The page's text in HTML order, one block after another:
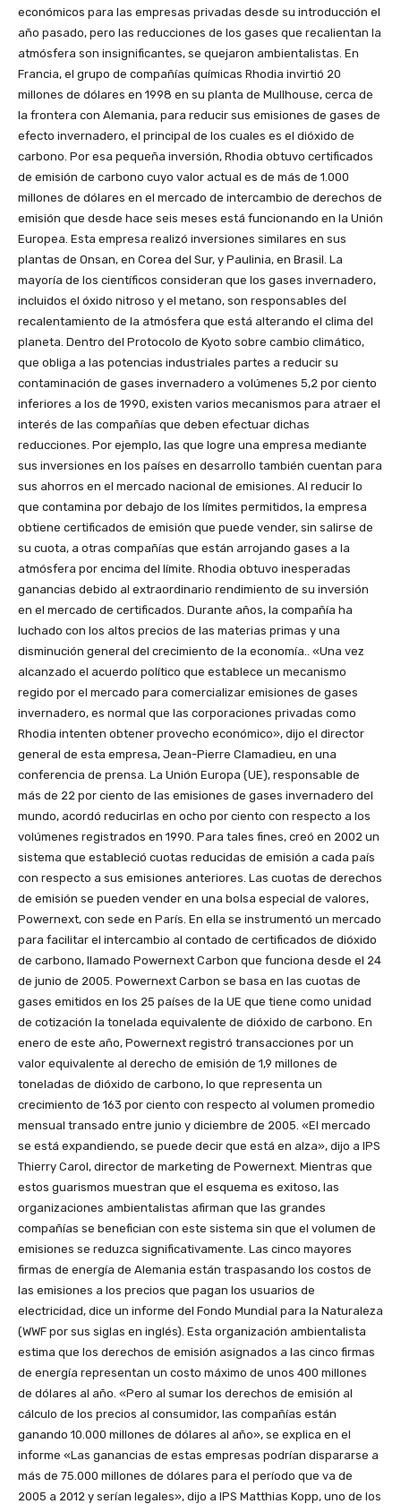
económicos para las empresas privadas desde su introducción el
año pasado, pero las reducciones de los gases que recalientan la
atmósfera son insignificantes, se quejaron ambientalistas. En
Francia, el grupo de compañías químicas Rhodia invirtió 20
millones de dólares en 1998 en su planta de Mullhouse, cerca de
la frontera con Alemania, para reducir sus emisiones de gases de
efecto invernadero, el principal de los cuales es el dióxido de
carbono. Por esa pequeña inversión, Rhodia obtuvo certificados
de emisión de carbono cuyo valor actual es de más de 1.000
millones de dólares en el mercado de intercambio de derechos de
emisión que desde hace seis meses está funcionando en la Unión
Europea. Esta empresa realizó inversiones similares en sus
plantas de Onsan, en Corea del Sur, y Paulinia, en Brasil. La
mayoría de los científicos consideran que los gases invernadero,
incluidos el óxido nitroso y el metano, son responsables del
recalentamiento de la atmósfera que está alterando el clima del
planeta. Dentro del Protocolo de Kyoto sobre cambio climático,
que obliga a las potencias industriales partes a reducir su
contaminación de gases invernadero a volúmenes 5,2 por ciento
inferiores a los de 1990, existen varios mecanismos para atraer el
interés de las compañías que deben efectuar dichas
reducciones. Por ejemplo, las que logre una empresa mediante
sus inversiones en los países en desarrollo también cuentan para
sus ahorros en el mercado nacional de emisiones. Al reducir lo
que contamina por debajo de los límites permitidos, la empresa
obtiene certificados de emisión que puede vender, sin salirse de
su cuota, a otras compañías que están arrojando gases a la
atmósfera por encima del límite. Rhodia obtuvo inesperadas
ganancias debido al extraordinario rendimiento de su inversión
en el mercado de certificados. Durante años, la compañía ha
luchado con los altos precios de las materias primas y una
disminución general del crecimiento de la economía.. «Una vez
alcanzado el acuerdo político que establece un mecanismo
regido por el mercado para comercializar emisiones de gases
invernadero, es normal que las corporaciones privadas como
Rhodia intenten obtener provecho económico», dijo el director
general de esta empresa, Jean-Pierre Clamadieu, en una
conferencia de prensa. La Unión Europa (UE), responsable de
más de 22 por ciento de las emisiones de gases invernadero del
mundo, acordó reducirlas en ocho por ciento con respecto a los
volúmenes registrados en 1990. Para tales fines, creó en 2002 un
sistema que estableció cuotas reducidas de emisión a cada país
con respecto a sus emisiones anteriores. Las cuotas de derechos
de emisión se pueden vender en una bolsa especial de valores,
Powernext, con sede en París. En ella se instrumentó un mercado
para facilitar el intercambio al contado de certificados de dióxido
de carbono, llamado Powernext Carbon que funciona desde el 24
de junio de 2005. Powernext Carbon se basa en las cuotas de
gases emitidos en los 25 países de la UE que tiene como unidad
de cotización la tonelada equivalente de dióxido de carbono. En
enero de este año, Powernext registró transacciones por un
valor equivalente al derecho de emisión de 1,9 millones de
toneladas de dióxido de carbono, lo que representa un
crecimiento de 163 por ciento con respecto al volumen promedio
mensual transado entre junio y diciembre de 2005. «El mercado
se está expandiendo, se puede decir que está en alza», dijo a IPS
Thierry Carol, director de marketing de Powernext. Mientras que
estos guarismos muestran que el esquema es exitoso, las
organizaciones ambientalistas afirman que las grandes
compañías se benefician con este sistema sin que el volumen de
emisiones se reduzca significativamente. Las cinco mayores
firmas de energía de Alemania están traspasando los costos de
las emisiones a los precios que pagan los usuarios de
electricidad, dice un informe del Fondo Mundial para la Naturaleza
(WWF por sus siglas en inglés). Esta organización ambientalista
estima que los derechos de emisión asignados a las cinco firmas
de energía representan un costo máximo de unos 400 millones
de dólares al año. «Pero al sumar los derechos de emisión al
cálculo de los precios al consumidor, las compañías están
ganando 10.000 millones de dólares al año», se explica en el
informe «Las ganancias de estas empresas podrían dispararse a
más de 75.000 millones de dólares para el período que va de
2005 a 2012 y serían legales», dijo a IPS Matthias Kopp, uno de los